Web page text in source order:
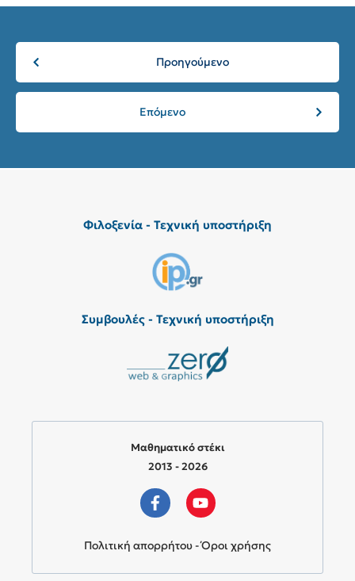
Προηγούμενο
Επόμενο
Φιλοξενία - Τεχνική υποστήριξη
Συμβουλές - Τεχνική υποστήριξη
Μαθηματικό στέκι
2013 - 2026
Πολιτική απορρήτου - Όροι χρήσης